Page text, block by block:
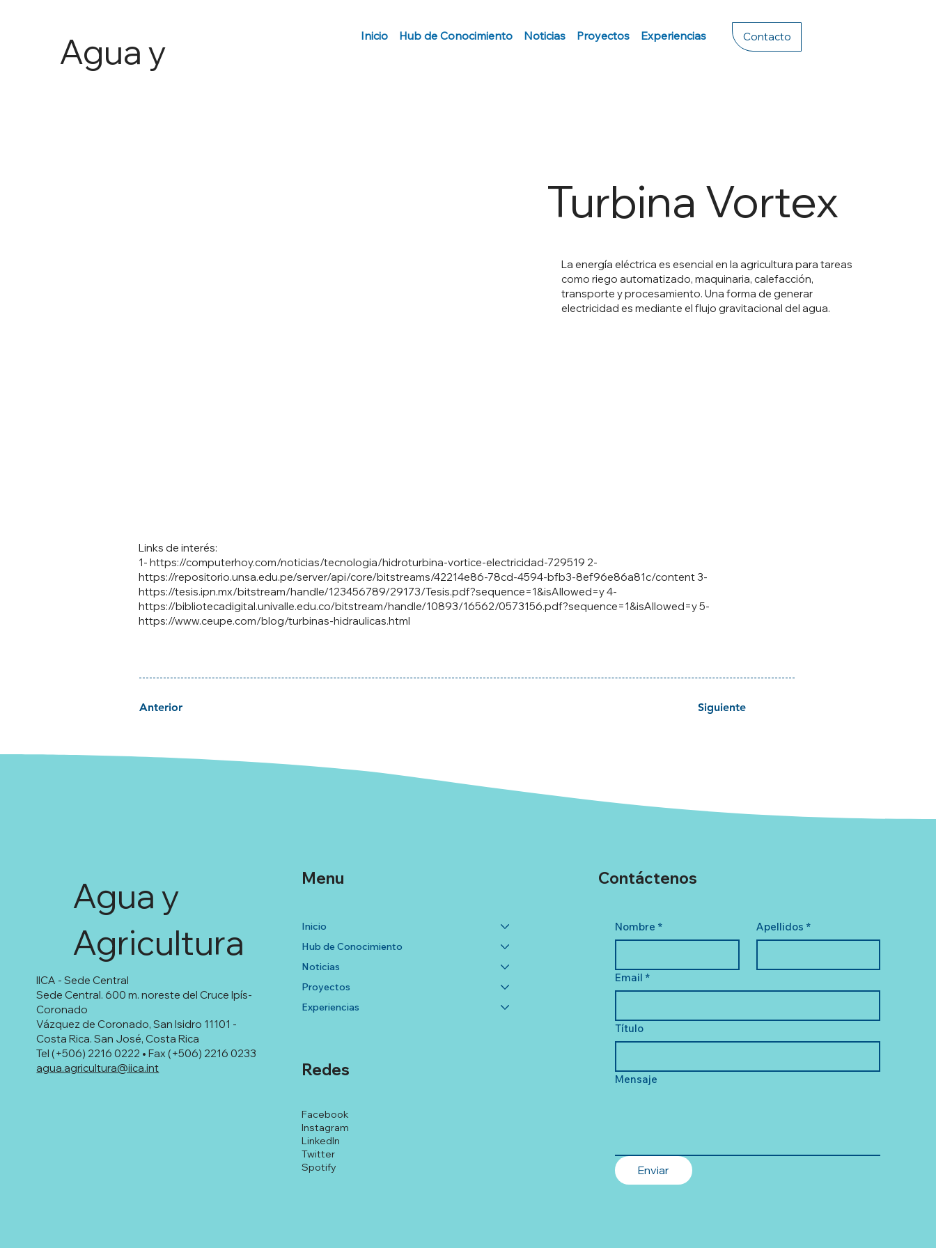
Agua y
Inicio Hub de Conocimiento Noticias Proyectos Experiencias Contacto
Turbina Vortex
La energía eléctrica es esencial en la agricultura para tareas
como riego automatizado, maquinaria, calefacción,
transporte y procesamiento. Una forma de generar
electricidad es mediante el flujo gravitacional del agua.
1- https://computerhoy.com/noticias/tecnologia/hidroturbina-vortice-electricidad-729519 2-
https://repositorio.unsa.edu.pe/server/api/core/bitstreams/42214e86-78cd-4594-bfb3-8ef96e86a81c/content3-
https://tesis.ipn.mx/bitstream/handle/123456789/29173/Tesis.pdf?sequence=1&isAllowed=y4-
https://bibliotecadigital.univalle.edu.co/bitstream/handle/10893/16562/0573156.pdf?sequence=1&isAllowed=y5-
https://www.ceupe.com/blog/turbinas-hidraulicas.html
Links de interés:
Siguiente
Anterior
IICA - Sede Central
Sede Central. 600 m. noreste del Cruce Ipís-
Coronado
Vázquez de Coronado, San Isidro 11101 -
Costa Rica. San José, Costa Rica
Tel (+506) 2216 0222 • Fax (+506) 2216 0233
agua.agricultura@iica.int
Agua y
Agricultura
Facebook
Instagram
LinkedIn
Twitter
Spotify
Redes
Inicio
Hub de Conocimiento
Noticias
Proyectos
Experiencias
Menu
Nombre * Apellidos *
Email *
Título
Mensaje
Enviar
Contáctenos